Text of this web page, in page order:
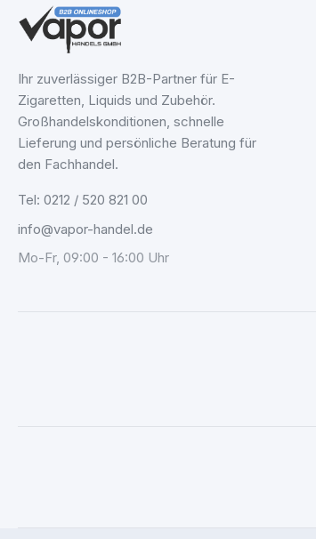
Ihr zuverlässiger B2B-Partner für E-
Zigaretten, Liquids und Zubehör.
Großhandelskonditionen, schnelle
Lieferung und persönliche Beratung für
den Fachhandel.
Tel: 0212 / 520 821 00
info@vapor-handel.de
Mo-Fr, 09:00 - 16:00 Uhr